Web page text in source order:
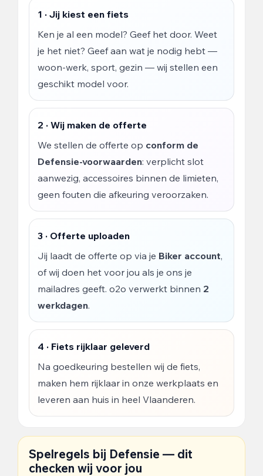
1 · Jij kiest een fiets
Ken je al een model? Geef het door. Weet
je het niet? Geef aan wat je nodig hebt —
woon-werk, sport, gezin — wij stellen een
geschikt model voor.
2 · Wij maken de offerte
We stellen de offerte op conform de
Defensie-voorwaarden: verplicht slot
aanwezig, accessoires binnen de limieten,
geen fouten die afkeuring veroorzaken.
3 · Offerte uploaden
Jij laadt de offerte op via je Biker account,
of wij doen het voor jou als je ons je
mailadres geeft. o2o verwerkt binnen 2
werkdagen.
4 · Fiets rijklaar geleverd
Na goedkeuring bestellen wij de fiets,
maken hem rijklaar in onze werkplaats en
leveren aan huis in heel Vlaanderen.
Spelregels bij Defensie — dit
checken wij voor jou